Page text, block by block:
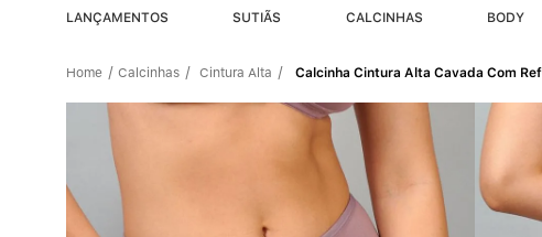
LANÇAMENTOS SUTIÃS CALCINHAS BODY
Calcinhas Cintura Alta Calcinha Cintura Alta Cavada Com